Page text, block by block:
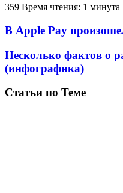
359 Время чтения: 1 минута
В Apple Pay
Несколько фактов о
(инфографика)
Статьи по Теме